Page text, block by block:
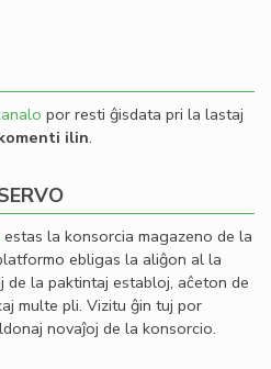
por resti ĝisdata pri la lastaj
ilin.
estas la konsorcia magazeno de la
ebligas la aliĝon al la
la paktintaj establoj, aĉeton de
multe pli. Vizitu ĝin tuj por
novaĵoj de la konsorcio.